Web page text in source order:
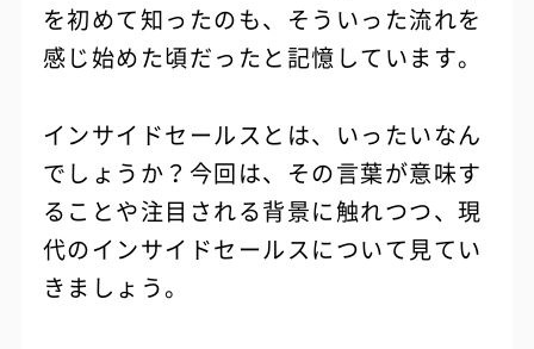
を初めて知ったのも、そういった流れを
感じ始めた頃だったと記憶しています。
インサイドセールスとは、いったいなん
でしょうか？今回は、その言葉が意味す
ることや注目される背景に触れつつ、現
代のインサイドセールスについて見てい
きましょう。